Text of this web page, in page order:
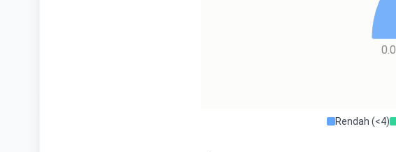
0.0
Rendah (<4)